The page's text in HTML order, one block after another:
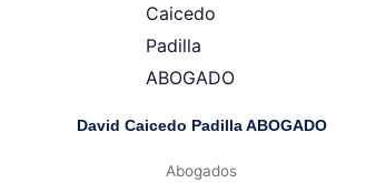
David Caicedo Padilla ABOGADO
Abogados